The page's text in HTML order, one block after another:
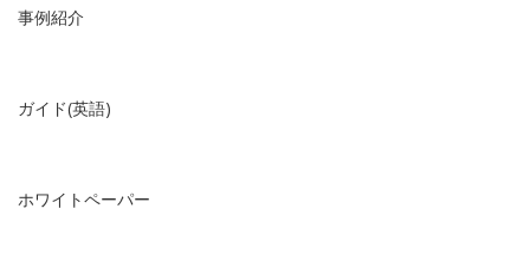
事例紹介
ガイド(英語)
ホワイトペーパー